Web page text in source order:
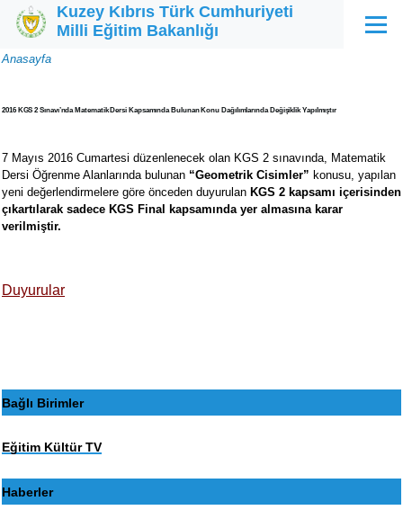
Ana içeriğe atla
Kuzey Kıbrıs Türk Cumhuriyeti
Milli Eğitim Bakanlığı
Menü
Sayfa
Anasayfa
2016 KGS 2 Sınavı’nda Matematik Dersi Kapsamında Bulunan Konu Dağılımlarında Değişiklik Yapılmıştır
7 Mayıs 2016 Cumartesi düzenlenecek olan KGS 2 sınavında, Matematik
Dersi Öğrenme Alanlarında bulunan “Geometrik Cisimler” konusu, yapılan
yeni değerlendirmelere göre önceden duyurulan KGS 2 kapsamı içerisinden
çıkartılarak sadece KGS Final kapsamında yer almasına karar
verilmiştir.
Duyurular
Bağlı Birimler
Eğitim Kültür TV
Haberler